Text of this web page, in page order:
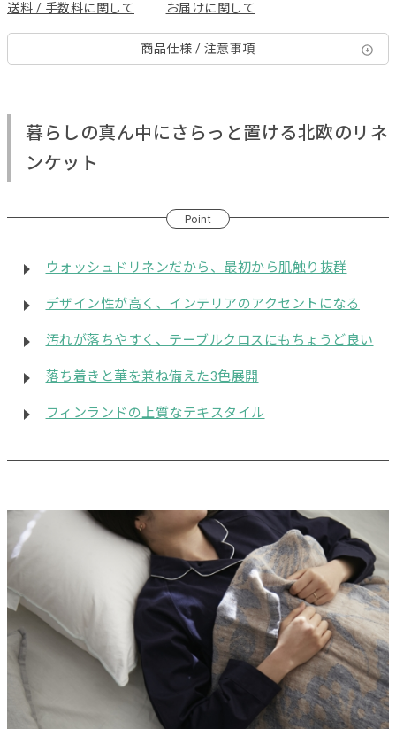
送料 / 手数料に関して お届けに関して
商品仕様 / 注意事項
暮らしの真ん中にさらっと置ける北欧のリネ
ンケット
Point
ウォッシュドリネンだから、最初から肌触り抜群
デザイン性が高く、インテリアのアクセントになる
汚れが落ちやすく、テーブルクロスにもちょうど良い
落ち着きと華を兼ね備えた3色展開
フィンランドの上質なテキスタイル